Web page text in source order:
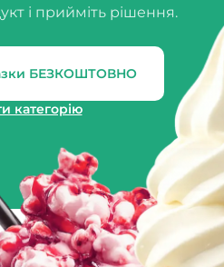
і прийміть рішення.
БЕЗКОШТОВНО
категорію